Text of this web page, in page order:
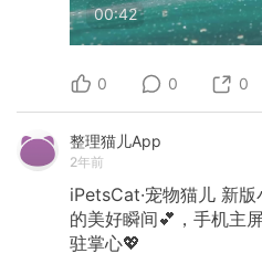
00:42
0 0 0
整理猫儿App
2年前
iPetsCat·宠物猫儿 新版
的美好瞬间💕，手机主
驻掌心💖